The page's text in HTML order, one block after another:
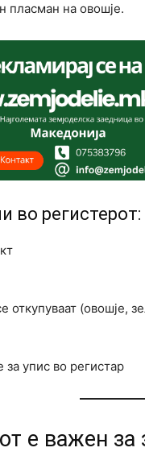
пласман на овошје.
во регистерот:
(овошје,
упис во регистар
е важен за